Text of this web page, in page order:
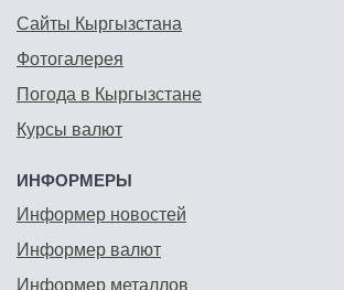
Сайты Кыргызстана
Фотогалерея
Погода в Кыргызстане
Курсы валют
ИНФОРМЕРЫ
Информер новостей
Информер валют
Информер металлов